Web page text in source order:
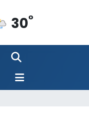
30°